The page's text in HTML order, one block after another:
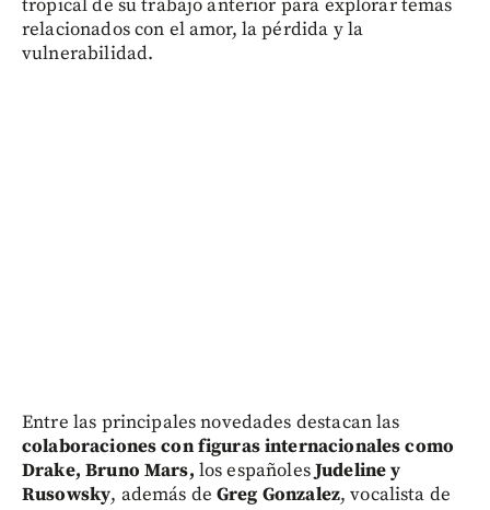
tropical de su trabajo anterior para explorar temas
relacionados con el amor, la pérdida y la
vulnerabilidad.
Entre las principales novedades destacan las
colaboraciones con figuras internacionales como
Drake, Bruno Mars, los españolesJudeline y
Rusowsky, además de Greg Gonzalez, vocalista de